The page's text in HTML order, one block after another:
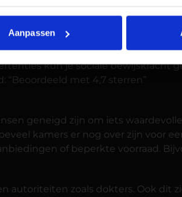
Aanpassen
gedrag van anderen. Veel
kun je sociale bewijskracht
met 4,7 sterren”
geneigd zijn om iets
kamers er nog over zijn voor
of beperkte voorraad.
autoriteiten zoals dokters. Ook dit